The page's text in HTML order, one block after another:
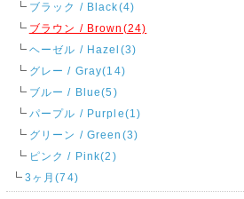
ブラック / Black(4)
ブラウン / Brown(24)
ヘーゼル / Hazel(3)
グレー / Gray(14)
ブルー / Blue(5)
パープル / Purple(1)
グリーン / Green(3)
ピンク / Pink(2)
3ヶ月(74)